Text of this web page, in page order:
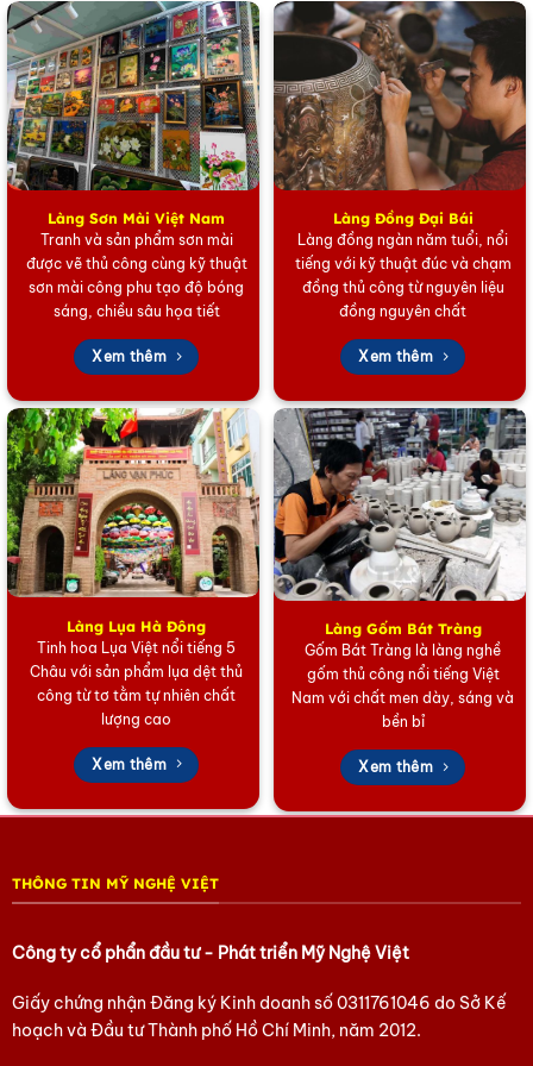
Quà Tặng Đại Hội – Combo Ly Lọc Trà Và Phin Cafe Vẽ Lá
Quà Tặng Đại Hội – Combo Ly Lọc Trà Và Phin Cafe Vẽ Lá
Hãy đểCombo Ly Lọc Trà và Phin Cafe
tế, tiện ích và niềm tự hào văn hóa Việt Nam.
Hãy liên hệ
với chúng tôi Hotline/zalo 0971 327 095 hoặc
0903 30 99 89.
Làng Sơn Mài Việt Nam
Tranh và sản phẩm sơn mài
được vẽ thủ công cùng kỹ thuật
sơn mài công phu tạo độ bóng
sáng, chiều sâu họa tiết
Xem thêm
Làng Đồng Đại Bái
Làng đồng ngàn năm tuổi, nổi
tiếng với kỹ thuật đúc và chạm
đồng thủ công từ nguyên liệu
đồng nguyên chất
Xem thêm
Làng Lụa Hà Đông
Tinh hoa Lụa Việt nổi tiếng 5
Châu với sản phẩm lụa dệt thủ
công từ tơ tằm tự nhiên chất
lượng cao
Xem thêm
Làng Gốm Bát Tràng
Gốm Bát Tràng là làng nghề
gốm thủ công nổi tiếng Việt
Nam với chất men dày, sáng và
bền bỉ
Xem thêm
THÔNG TIN MỸ NGHỆ VIỆT
Công ty cổ phẩn đầu tư - Phát triển Mỹ Nghệ Việt
Giấy chứng nhận Đăng ký Kinh doanh số0311761046 do Sở Kế
hoạch và Đầu tư Thành phố Hồ Chí Minh, năm 2012.